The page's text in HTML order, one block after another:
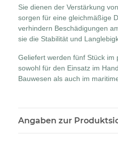
Sie dienen der Verstärkung
sorgen für eine gleichmäßige
verhindern Beschädigungen
sie die Stabilität und
Geliefert werden fünf Stück im
sowohl für den Einsatz im
Bauwesen als auch im
Angaben zur